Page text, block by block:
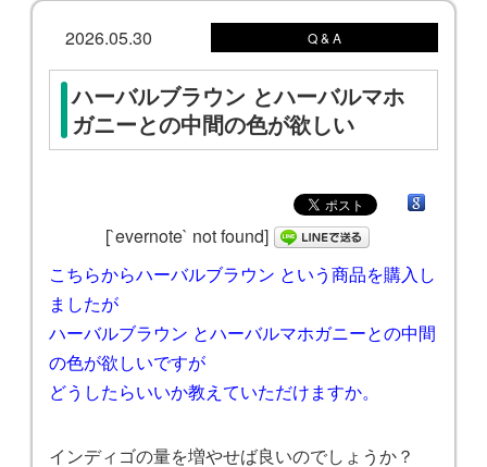
2026.05.30 Q & A
ハーバルブラウン とハーバルマホ
ガニーとの中間の色が欲しい
[`evernote` not found]
こちらからハーバルブラウン という商品を購入し
ましたが
ハーバルブラウン とハーバルマホガニーとの中間
の色が欲しいですが
どうしたらいいか教えていただけますか。
インディゴの量を増やせば良いのでしょうか？